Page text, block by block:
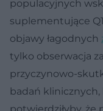
populacyjnych
suplementujące
objawy łagodnych
tylko obserwacja
przyczynowo-
badań
potwierdziłyby, że